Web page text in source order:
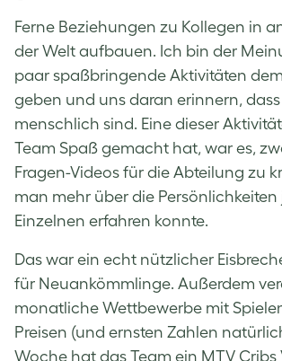
Ferne Beziehungen zu Kollegen in
der Welt aufbauen. Ich bin der
paar spaßbringende Aktivitäten
geben und uns daran erinnern,
menschlich sind. Eine dieser
Team Spaß gemacht hat, war es,
Fragen-Videos für die Abteilung zu
man mehr über die Persönlichkeiten
Einzelnen erfahren konnte.
Das war ein echt nützlicher
für Neuankömmlinge. Außerdem
monatliche Wettbewerbe mit
Preisen (und ernsten Zahlen
Woche hat das Team ein MTV Cribs